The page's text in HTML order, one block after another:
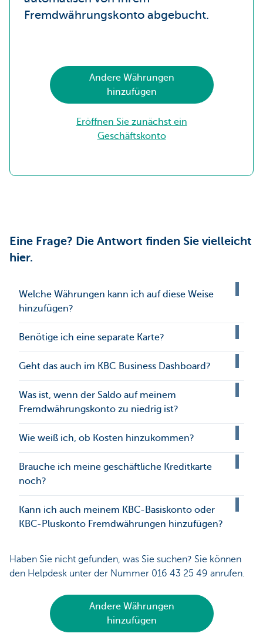
Fremdwährungskonto abgebucht.
Andere Währungen
hinzufügen
Eröffnen Sie zunächst ein
Geschäftskonto
Eine Frage? Die Antwort finden Sie vielleicht
hier.
Welche Währungen kann ich auf diese Weise
hinzufügen?
Benötige ich eine separate Karte?
Geht das auch im KBC Business Dashboard?
Was ist, wenn der Saldo auf meinem
Fremdwährungskonto zu niedrig ist?
Wie weiß ich, ob Kosten hinzukommen?
Brauche ich meine geschäftliche Kreditkarte
noch?
Kann ich auch meinem KBC-Basiskonto oder
KBC-Pluskonto Fremdwährungen hinzufügen?
Haben Sie nicht gefunden, was Sie suchen? Sie können
den Helpdesk unter der Nummer 016 43 25 49 anrufen.
Andere Währungen
hinzufügen